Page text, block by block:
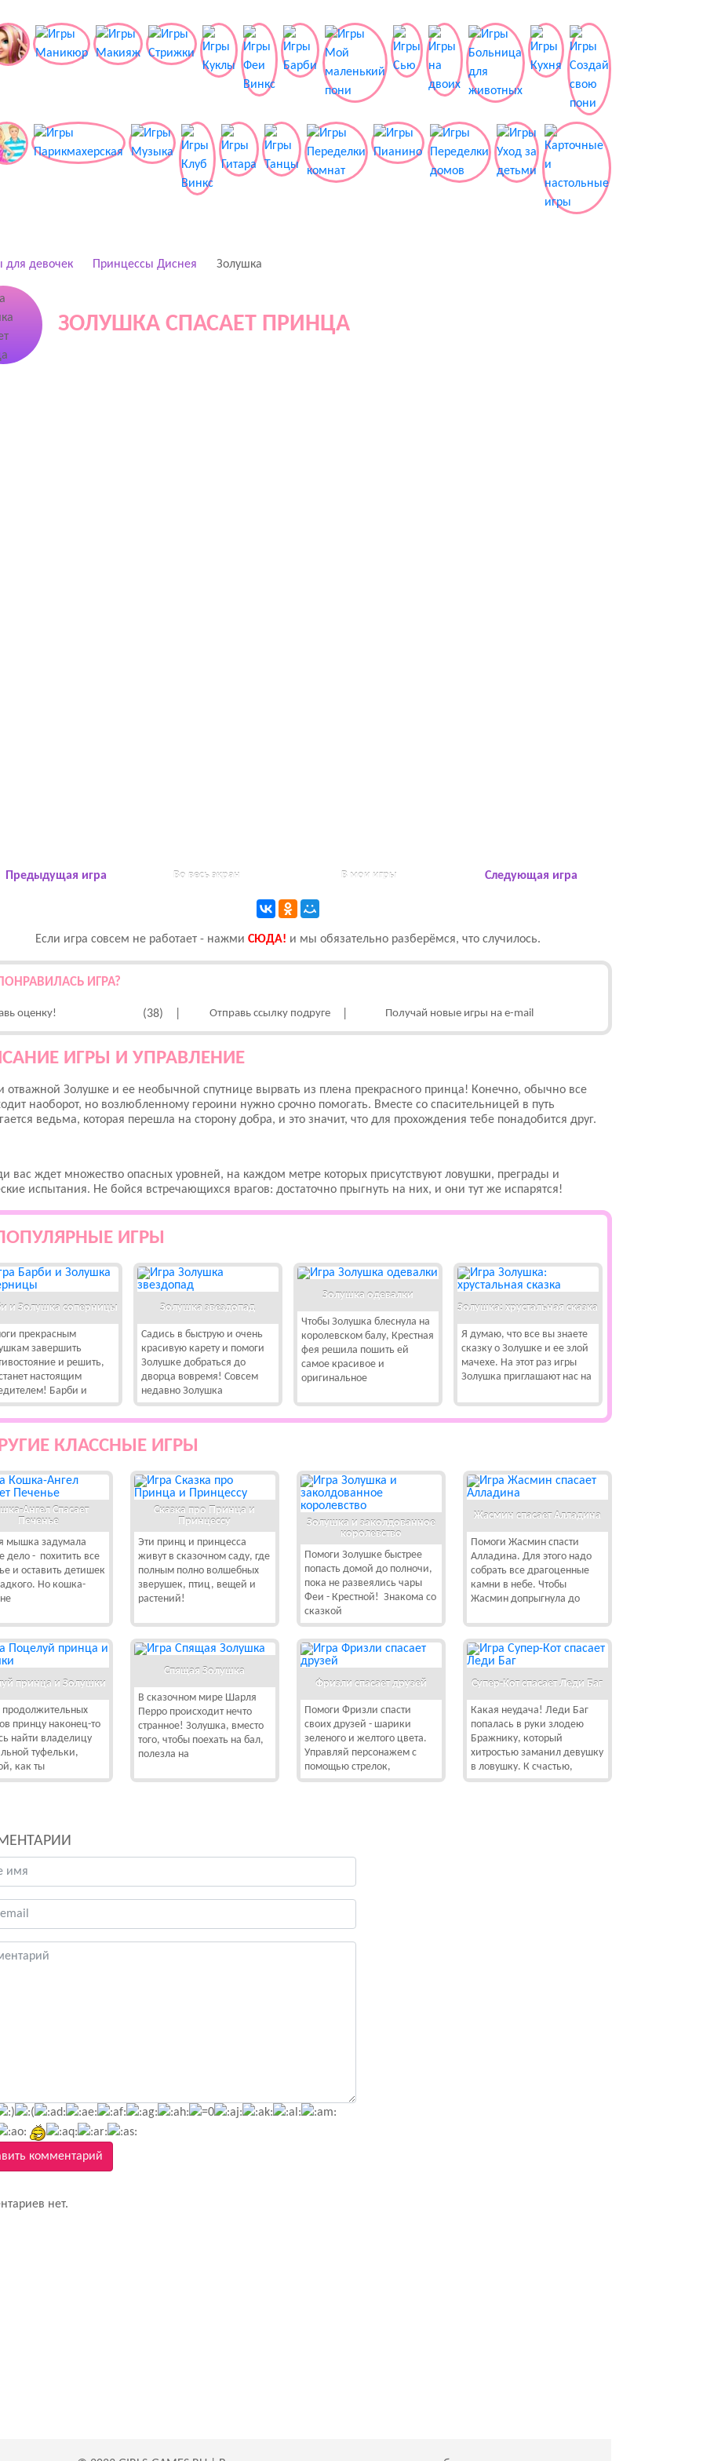
для девочек Принцессы Диснея Золушка
ЗОЛУШКА СПАСАЕТ ПРИНЦА
Предыдущая игра Во весь экран В мои игры Следующая игра
Если игра совсем не работает - нажми CЮДА! и мы обязательно разберёмся, что случилось.
ИГРА?
оценку! (38) Отправь ссылку подруге Получай новые игры на e-mail
ИГРЫ И УПРАВЛЕНИЕ
отважной Золушке и ее необычной спутнице вырвать из плена прекрасного принца! Конечно, обычно все
наоборот, но возлюбленному героини нужно срочно помогать. Вместе со спасительницей в путь
ведьма, которая перешла на сторону добра, и это значит, что для прохождения тебе понадобится друг.
вас ждет множество опасных уровней, на каждом метре которых присутствуют ловушки, преграды и
испытания. Не бойся встречающихся врагов: достаточно прыгнуть на них, и они тут же испарятся!
ИГРЫ
и Золушка соперницы
прекрасным
завершить
и решить,
настоящим
Барби и
Золушка звездопад
Садись в быструю и очень
красивую карету и помоги
Золушке добраться до
дворца вовремя! Совсем
недавно Золушка
Золушка одевалки
Чтобы Золушка блеснула на
королевском балу, Крестная
фея решила пошить ей
самое красивое и
оригинальное
Золушка: хрустальная сказка
Я думаю, что все вы знаете
сказку о Золушке и ее злой
мачехе. На этот раз игры
Золушка приглашают нас на
КЛАССНЫЕ ИГРЫ
Ангел Спасает
Печенье
мышка задумала
дело - похитить все
и оставить детишек
Но кошка-
Сказка про Принца и
Принцессу
Эти принц и принцесса
живут в сказочном саду, где
полным полно волшебных
зверушек, птиц, вещей и
растений!
Золушка и заколдованное
королевство
Помоги Золушке быстрее
попасть домой до полночи,
пока не развеялись чары
Феи - Крестной! Знакома со
сказкой
Жасмин спасает Алладина
Помоги Жасмин спасти
Алладина. Для этого надо
собрать все драгоценные
камни в небе. Чтобы
Жасмин допрыгнула до
принца и Золушки
продолжительных
принцу наконец-то
найти владелицу
туфельки,
как ты
Спящая Золушка
В сказочном мире Шарля
Перро происходит нечто
странное! Золушка, вместо
того, чтобы поехать на бал,
полезла на
Фризли спасает друзей
Помоги Фризли спасти
своих друзей - шарики
зеленого и желтого цвета.
Управляй персонажем с
помощью стрелок,
Супер-Кот спасает Леди Баг
Какая неудача! Леди Баг
попалась в руки злодею
Бражнику, который
хитростью заманил девушку
в ловушку. К счастью,
комментарий
нет.